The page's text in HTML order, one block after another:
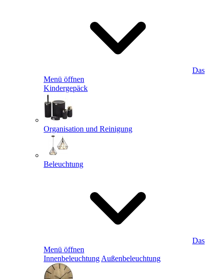
Das
Menü öffnen
Kindergepäck
Organisation und Reinigung
Beleuchtung
Das
Menü öffnen
Innenbeleuchtung Außenbeleuchtung